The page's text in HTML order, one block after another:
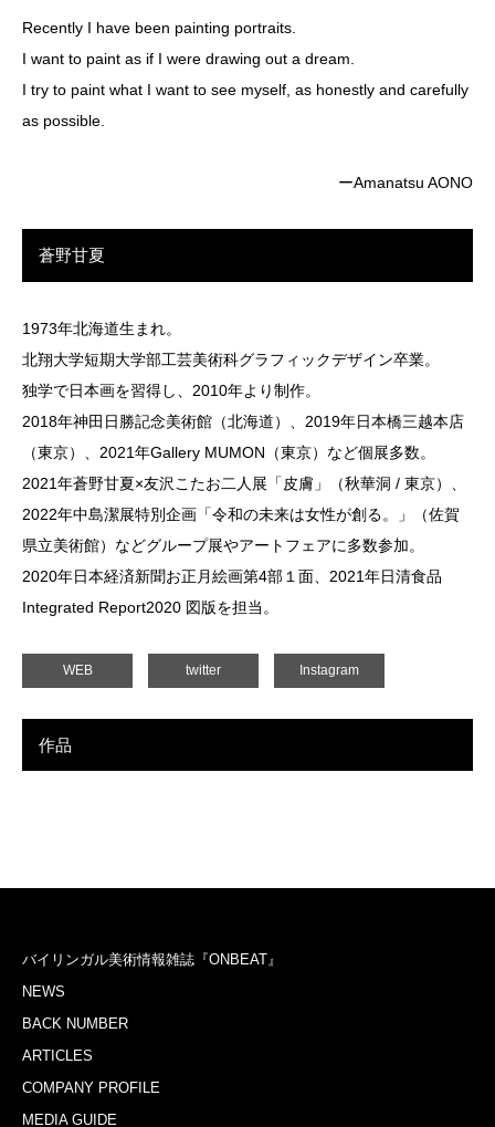
Recently I have been painting portraits.
I want to paint as if I were drawing out a dream.
I try to paint what I want to see myself, as honestly and carefully
as possible.
ーAmanatsu AONO
蒼野甘夏
1973年北海道生まれ。
北翔大学短期大学部工芸美術科グラフィックデザイン卒業。
独学で日本画を習得し、2010年より制作。
2018年神田日勝記念美術館（北海道）、2019年日本橋三越本店
（東京）、2021年Gallery MUMON（東京）など個展多数。
2021年蒼野甘夏×友沢こたお二人展「皮膚」（秋華洞 / 東京）、
2022年中島潔展特別企画「令和の未来は女性が創る。」（佐賀
県立美術館）などグループ展やアートフェアに多数参加。
2020年日本経済新聞お正月絵画第4部１面、2021年日清食品
Integrated Report2020 図版を担当。
WEB twitter Instagram
作品
バイリンガル美術情報雑誌『ONBEAT』
NEWS
BACK NUMBER
ARTICLES
COMPANY PROFILE
MEDIA GUIDE